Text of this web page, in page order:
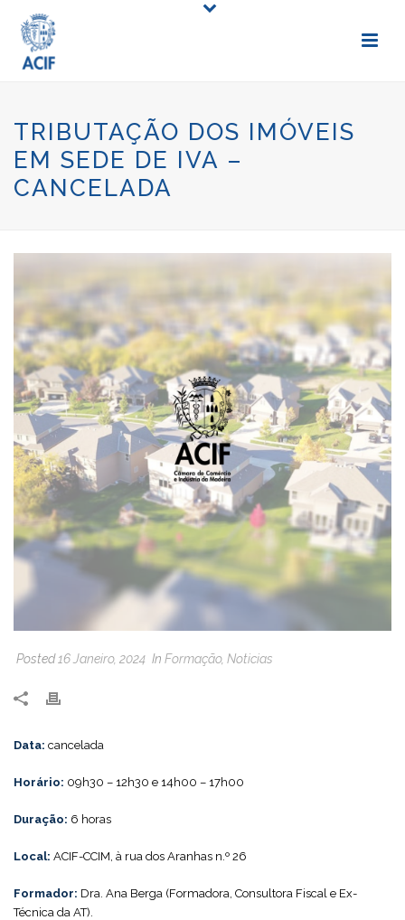
TRIBUTAÇÃO DOS IMÓVEIS
EM SEDE DE IVA –
CANCELADA
Posted16 Janeiro, 2024 In Formação, Noticias
Data: cancelada
Horário: 09h30 – 12h30 e 14h00 – 17h00
Duração: 6 horas
Local: ACIF-CCIM, à rua dos Aranhas n.º 26
Formador: Dra. Ana Berga (Formadora, Consultora Fiscal e Ex-
Técnica da AT).